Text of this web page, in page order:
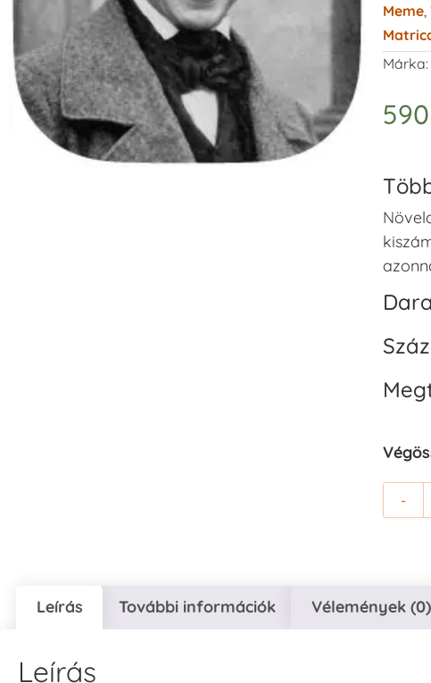
Meme,
Márka:
590
-
Leírás További információk Vélemények (0)
Leírás